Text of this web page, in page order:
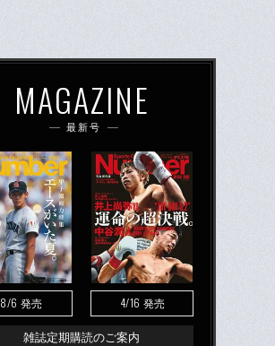
MAGAZINE
最新号
8/6 発売 4/16 発売
雑誌定期購読のご案内